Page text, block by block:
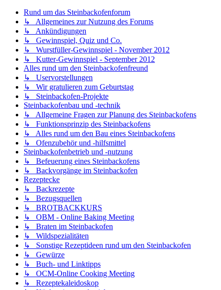
Rund um das Steinbackofenforum
↳ Allgemeines zur Nutzung des Forums
↳ Ankündigungen
↳ Gewinnspiel, Quiz und Co.
↳ Wurstfüller-Gewinnspiel - November 2012
↳ Kutter-Gewinnspiel - September 2012
Alles rund um den Steinbackofenfreund
↳ Uservorstellungen
↳ Wir gratulieren zum Geburtstag
↳ Steinbackofen-Projekte
Steinbackofenbau und -technik
↳ Allgemeine Fragen zur Planung des Steinbackofens
↳ Funktionsprinzip des Steinbackofens
↳ Alles rund um den Bau eines Steinbackofens
↳ Ofenzubehör und -hilfsmittel
Steinbackofenbetrieb und -nutzung
↳ Befeuerung eines Steinbackofens
↳ Backvorgänge im Steinbackofen
Rezeptecke
↳ Backrezepte
↳ Bezugsquellen
↳ BROTBACKKURS
↳ OBM - Online Baking Meeting
↳ Braten im Steinbackofen
↳ Wildspezialitäten
↳ Sonstige Rezeptideen rund um den Steinbackofen
↳ Gewürze
↳ Buch- und Linktipps
↳ OCM-Online Cooking Meeting
↳ Rezeptekaleidoskop